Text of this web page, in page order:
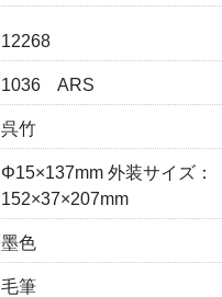
12268
1036 ARS
呉竹
Φ15×137mm 外装サイズ：
152×37×207mm
墨色
毛筆